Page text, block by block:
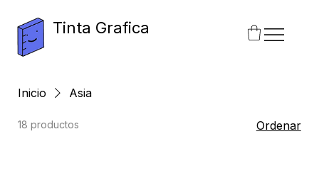
Tinta Grafica
Inicio Asia
18 productos Ordenar